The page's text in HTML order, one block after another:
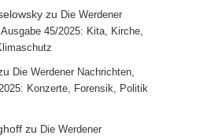
zu Die Werdener
45/2025: Kita, Kirche,
Die Werdener Nachrichten,
Konzerte, Forensik, Politik
zu Die Werdener